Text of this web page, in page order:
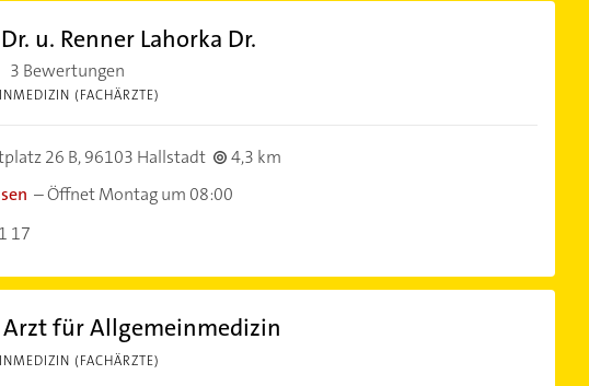
u. Renner Lahorka Dr.
3 Bewertungen
(FACHÄRZTE)
26 B,96103 Hallstadt
4,3 km
–Öffnet Montag um 08:00
17
Arzt für Allgemeinmedizin
(FACHÄRZTE)